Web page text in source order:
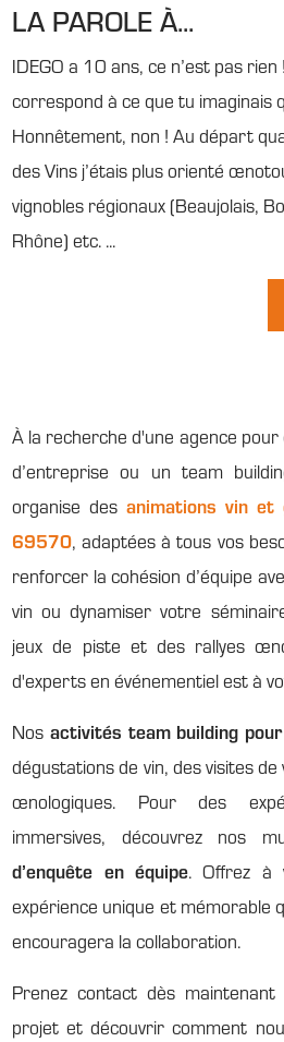
LA PAROLE À...
IDEGO a 10 ans, ce n’est pas rien
correspond à ce que tu imaginais
Honnêtement, non ! Au départ
des Vins j’étais plus orienté
vignobles régionaux (Beaujolais,
Rhône) etc. ...
À la recherche d'une agence
d’entreprise ou un team
organise desanimations vin et
69570, adaptées à tous vos
renforcer la cohésion d’équipe
vin ou dynamiser votre
jeux de piste et des rallyes
d'experts en événementiel est à
Nos activités team building
dégustations de vin, des visites
œnologiques. Pour des
immersives, découvrez nos
d’enquête en équipe. Offrez à
expérience unique et mémorable
encouragera la collaboration.
Prenez contact dès
projet et découvrir comment